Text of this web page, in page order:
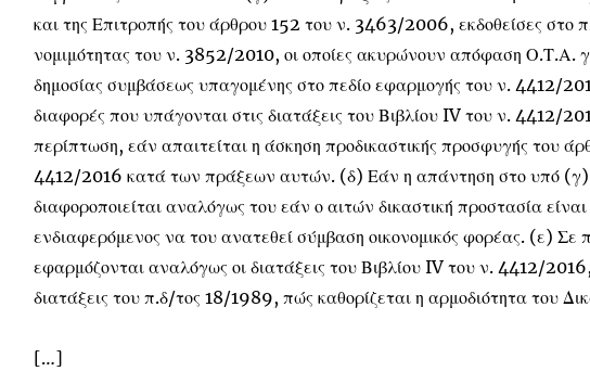
και της Επιτροπής του άρθρου 152 του ν. 3463/2006, εκδοθείσες στο
νομιμότητας του ν. 3852/2010, οι οποίες ακυρώνουν απόφαση Ο.Τ.Α.
δημοσίας συμβάσεως υπαγομένης στο πεδίο εφαρμογής του ν. 4412/
διαφορές που υπάγονται στις διατάξεις του Βιβλίου IV του ν. 4412/
περίπτωση, εάν απαιτείται η άσκηση προδικαστικής προσφυγής του
4412/2016 κατά των πράξεων αυτών. (δ) Εάν η απάντηση στο υπό (γ)
διαφοροποιείται αναλόγως του εάν ο αιτών δικαστική προστασία
ενδιαφερόμενος να του ανατεθεί σύμβαση οικονομικός φορέας. (ε) Σε
εφαρμόζονται αναλόγως οι διατάξεις του Βιβλίου IV του ν. 4412/
διατάξεις του π.δ/τος 18/1989, πώς καθορίζεται η αρμοδιότητα του
[…]